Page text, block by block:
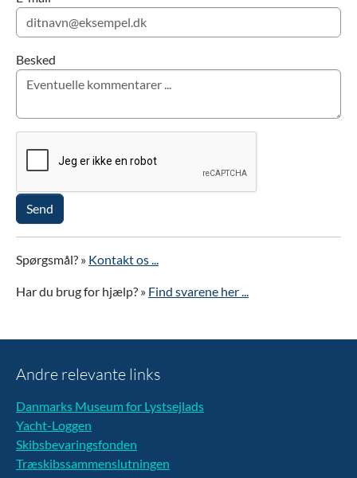
Besked
Send
Spørgsmål? » Kontakt os ...
Har du brug for hjælp? » Find svarene her ...
Andre relevante links
Danmarks Museum for Lystsejlads
Yacht-Loggen
Skibsbevaringsfonden
Træskibssammenslutningen